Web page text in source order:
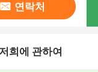
연락처
저희에 관하여